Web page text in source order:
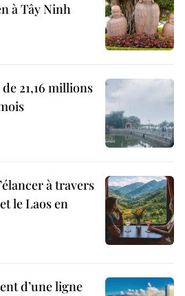
à Tây Ninh
21,16 millions
à travers
le Laos en
d’une ligne